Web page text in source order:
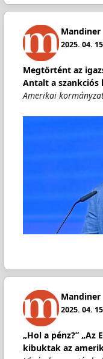
Mandiner
2025. 04.
Megtörtént az
Antalt a szankciós
Amerikai
Mandiner
2025. 04.
„Hol a pénz?” „Az
kibuktak az